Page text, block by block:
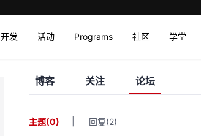
开发 活动 Programs 社区 学堂
博客 关注 论坛
主题(0) 回复(2)